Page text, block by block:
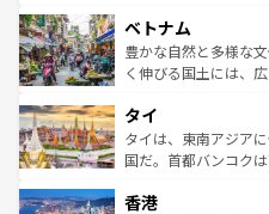
参照してほしい。
容にもいいと評判の
が味わえる
照してほしい。
き、地方に足を延ば
できる。そして、キ
まで、さまざまな韓
リティに包まれなが
覧を参照してほしい。
ベトナム
豊かな自然と多様な
く伸びる国土には、
急速な発展と共に伝
ーチミン市のフラン
醸し出している。ま
とつ。フォーやバイ
タイ
タイは、東南アジア
国だ。首都バンコク
の活気が交差してい
香港